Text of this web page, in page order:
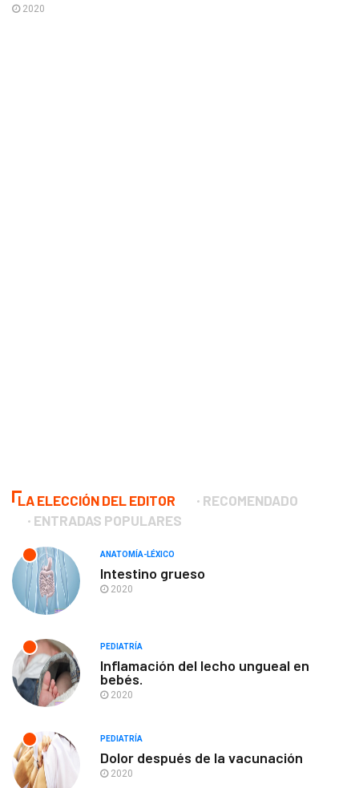
2020
LA ELECCIÓN DEL EDITOR
RECOMENDADO
ENTRADAS POPULARES
ANATOMÍA-LÉXICO
Intestino grueso
2020
PEDIATRÍA
Inflamación del lecho ungueal en
bebés.
2020
PEDIATRÍA
Dolor después de la vacunación
2020